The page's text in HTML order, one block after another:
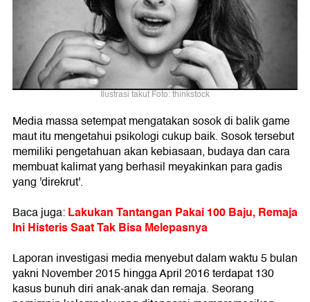
Ilustrasi takut Foto: thinkstock
Media massa setempat mengatakan sosok di balik game
maut itu mengetahui psikologi cukup baik. Sosok tersebut
memiliki pengetahuan akan kebiasaan, budaya dan cara
membuat kalimat yang berhasil meyakinkan para gadis
yang 'direkrut'.
Baca juga:Lakukan Tantangan Pakai 100 Baju, Remaja
Ini Histeris Saat Tak Bisa Melepasnya
Laporan investigasi media menyebut dalam waktu 5 bulan
yakni November 2015 hingga April 2016 terdapat 130
kasus bunuh diri anak-anak dan remaja. Seorang